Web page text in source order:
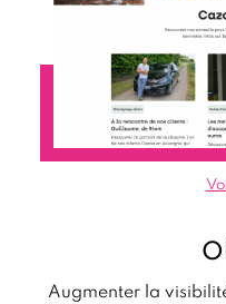
Augmenter la